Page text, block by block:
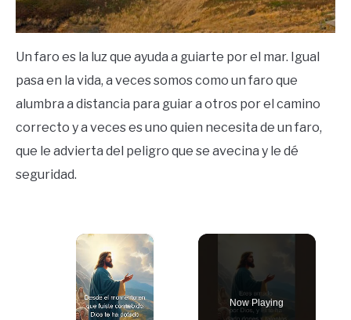
Un faro es la luz que ayuda a guiarte por el mar. Igual
pasa en la vida, a veces somos como un faro que
alumbra a distancia para guiar a otros por el camino
correcto y a veces es uno quien necesita de un faro,
que le advierta del peligro que se avecina y le dé
seguridad.
×
Now Playing